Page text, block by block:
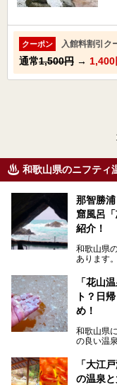
クーポン 入館料割引ク
通常1,500円 → 1,400
和歌山県のニフティ
那智勝
窟風呂
紹介！
和歌山県
あります
泉。日本
び、海を
6ヵ所の
しいカメ
湧く竜宮
───
提供元：
この記事
「花山
ト？日
め！
和歌山県
の良い温
薬師の湯
が張って
「大江
の温泉